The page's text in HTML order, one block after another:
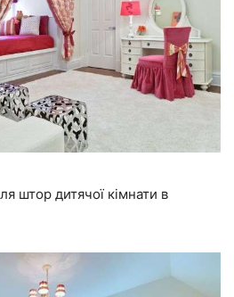
штор дитячої кімнати в